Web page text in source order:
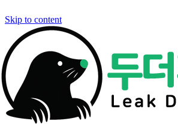
Skip to content